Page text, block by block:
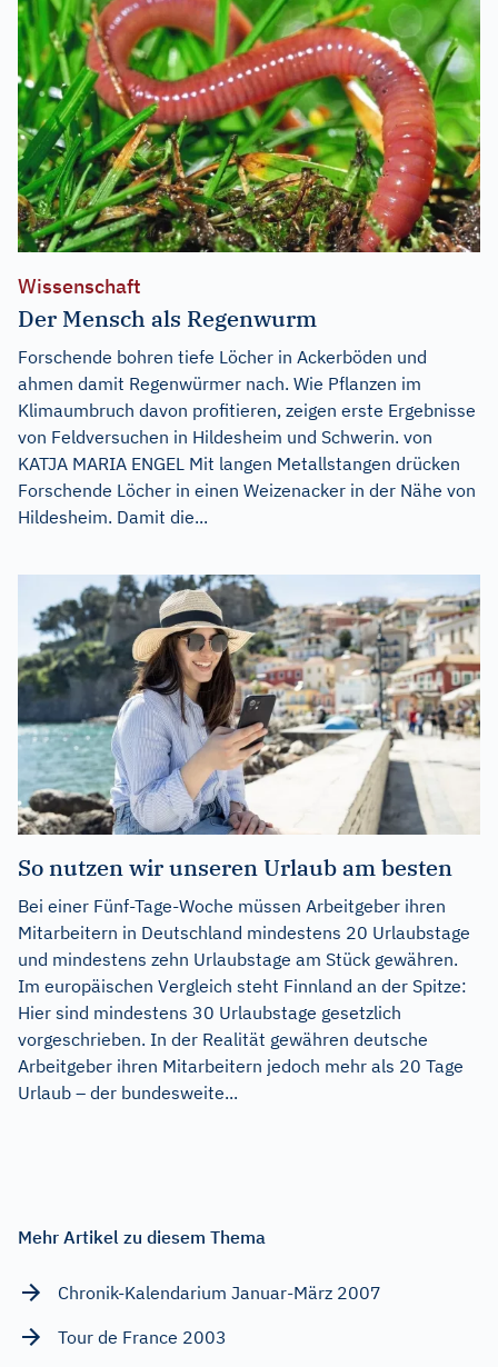
Wissenschaft
Der Mensch als Regenwurm
Forschende bohren tiefe Löcher in Ackerböden und
ahmen damit Regenwürmer nach. Wie Pflanzen im
Klimaumbruch davon profitieren, zeigen erste Ergebnisse
von Feldversuchen in Hildesheim und Schwerin. von
KATJA MARIA ENGEL Mit langen Metallstangen drücken
Forschende Löcher in einen Weizenacker in der Nähe von
Hildesheim. Damit die...
So nutzen wir unseren Urlaub am besten
Bei einer Fünf-Tage-Woche müssen Arbeitgeber ihren
Mitarbeitern in Deutschland mindestens 20 Urlaubstage
und mindestens zehn Urlaubstage am Stück gewähren.
Im europäischen Vergleich steht Finnland an der Spitze:
Hier sind mindestens 30 Urlaubstage gesetzlich
vorgeschrieben. In der Realität gewähren deutsche
Arbeitgeber ihren Mitarbeitern jedoch mehr als 20 Tage
Urlaub – der bundesweite...
Mehr Artikel zu diesem Thema
Chronik-Kalendarium Januar-März 2007
Tour de France 2003